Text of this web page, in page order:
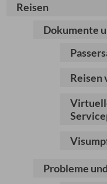
Reisen
Dokumente
Reisen
Probleme